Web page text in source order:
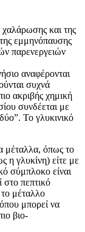
χαλάρωσης και της
εμμηνόπαυσης
παρενεργειών
αναφέρονται
συχνά
ακριβής χημική
συνδέεται με
Το γλυκινικό
μέταλλα, όπως το
η γλυκίνη) είτε με
σύμπλοκο είναι
στο πεπτικό
μέταλλο
μπορεί να
βιο-